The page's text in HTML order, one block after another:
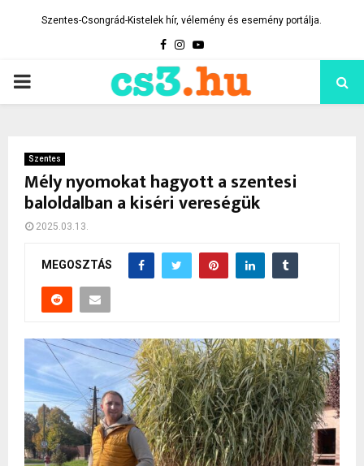
Szentes-Csongrád-Kistelek hír, vélemény és esemény portálja.
Facebook
Instagram
Youtube
PRIMARY
Szentes
Mély nyomokat hagyott a szentesi
baloldalban a kiséri vereségük
2025.03.13.
MEGOSZTÁS